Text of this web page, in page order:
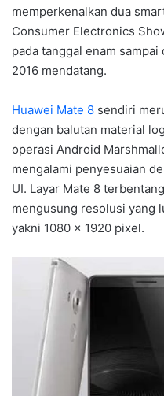
memperkenalkan dua
Consumer Electronics
pada tanggal enam
2016 mendatang.
Huawei Mate 8 sendiri
dengan balutan material
operasi Android
mengalami penyesuaian
UI. Layar Mate 8
mengusung resolusi yang
yakni 1080 x 1920 pixel.